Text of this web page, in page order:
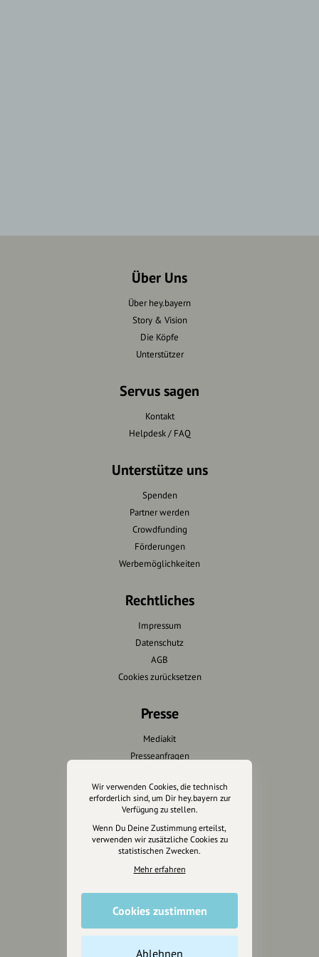
Über Uns
Über hey.bayern
Story & Vision
Die Köpfe
Unterstützer
Servus sagen
Kontakt
Helpdesk / FAQ
Unterstütze uns
Spenden
Partner werden
Crowdfunding
Förderungen
Werbemöglichkeiten
Rechtliches
Impressum
Datenschutz
AGB
Cookies zurücksetzen
Presse
Mediakit
Presseanfragen
Wir unterstützen Euch
Fotografie & mehr
Marketing
Design & Branding
Unterstütze
Wir verwenden Cookies, die technisch
erforderlich sind, um Dir hey.bayern zur
Verfügung zu stellen.
Wenn Du Deine Zustimmung erteilst,
verwenden wir zusätzliche Cookies zu
statistischen Zwecken.
Mehr erfahren
Cookies zustimmen
Ablehnen